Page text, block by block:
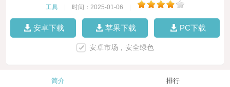
工具 时间：2025-01-06
安卓下载 苹果下载 PC下载
安卓市场，安全绿色
简介 排行